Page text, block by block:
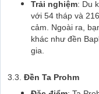
Trải nghiệm: Du
với 54 tháp và
cảm. Ngoài ra,
khác như đền
gia.
3.3. Đền Ta Prohm